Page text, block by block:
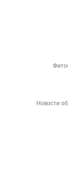
Новости